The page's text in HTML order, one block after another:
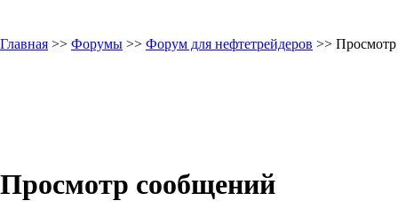
Главная >> Форумы >> Форум для нефтетрейдеров >>
Просмотр сообщений